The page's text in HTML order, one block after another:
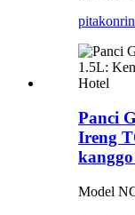
pitakon
Panci
Ireng
Model